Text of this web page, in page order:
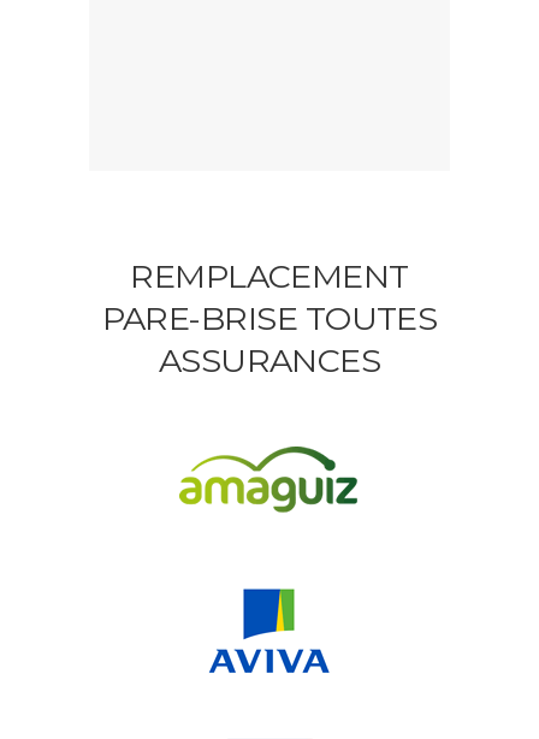
REMPLACEMENT
PARE-BRISE TOUTES
ASSURANCES